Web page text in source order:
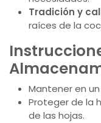
Tradición y
raíces de la
Mantener en
Proteger de la
de las hojas.